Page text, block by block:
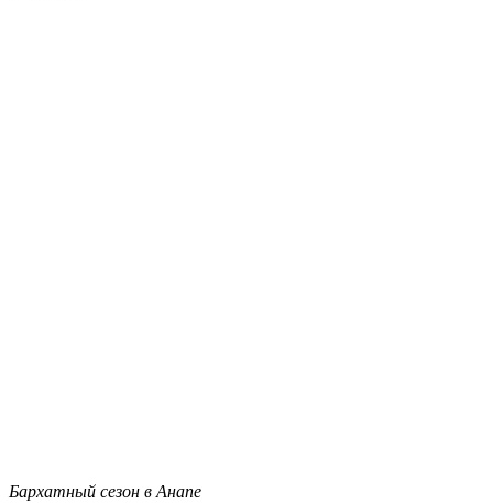
Бархатный сезон в Анапе